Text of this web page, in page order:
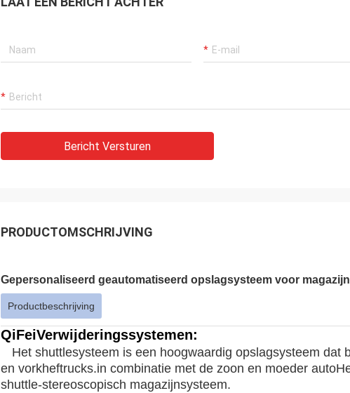
Bericht Versturen
PRODUCTOMSCHRIJVING
Gepersonaliseerd geautomatiseerd opslagsysteem voor
Productbeschrijving
QiFeiVerwijderingssystemen:
Het shuttlesysteem is een hoogwaardig opslagsysteem dat
en vorkheftrucks.in combinatie met de zoon en moeder
shuttle-stereoscopisch magazijnsysteem.